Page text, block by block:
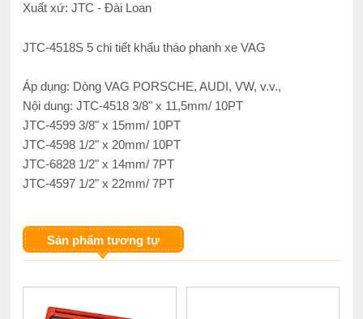
Xuất xứ: JTC - Đài Loan
JTC-4518S 5 chi tiết khẩu tháo phanh xe VAG
Áp dụng: Dòng VAG PORSCHE, AUDI, VW, v.v.,
Nội dung: JTC-4518 3/8" x 11,5mm/ 10PT
JTC-4599 3/8" x 15mm/ 10PT
JTC-4598 1/2" x 20mm/ 10PT
JTC-6828 1/2" x 14mm/ 7PT
JTC-4597 1/2" x 22mm/ 7PT
Sản phẩm tương tự